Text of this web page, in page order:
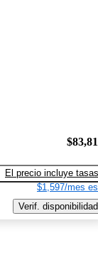
El precio incluye tasas
$1,597/mes
Verif. disponibilidad